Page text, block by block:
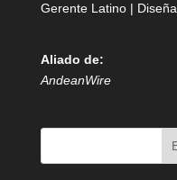
Gerente Latino |
Aliado de:
AndeanWire